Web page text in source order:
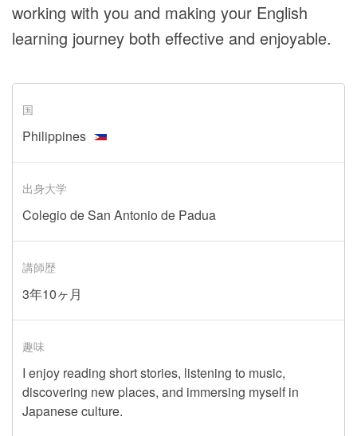
working with you and making your English
learning journey both effective and enjoyable.
国
Philippines
出身大学
Colegio de San Antonio de Padua
講師歴
3年10ヶ月
趣味
I enjoy reading short stories, listening to music,
discovering new places, and immersing myself in
Japanese culture.